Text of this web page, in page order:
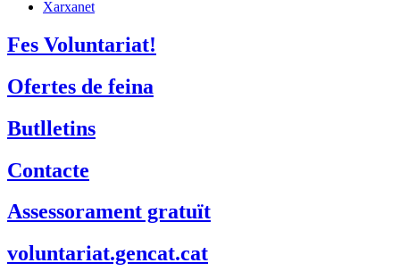
Xarxanet
Fes Voluntariat!
Ofertes de feina
Butlletins
Contacte
Assessorament gratuït
voluntariat.gencat.cat